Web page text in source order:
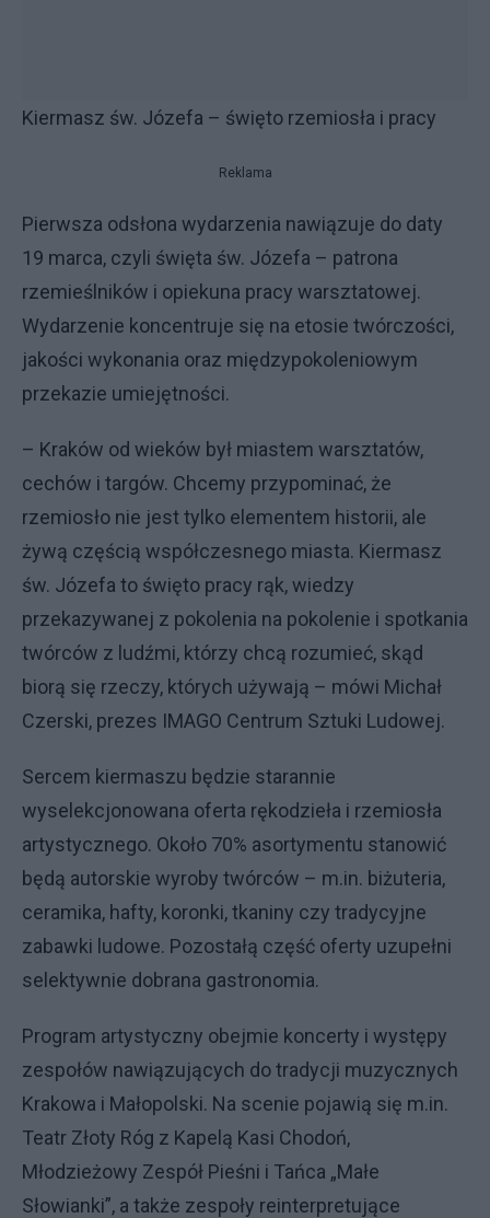
Kiermasz św. Józefa – święto rzemiosła i pracy
Reklama
Pierwsza odsłona wydarzenia nawiązuje do daty
19 marca, czyli święta św. Józefa – patrona
rzemieślników i opiekuna pracy warsztatowej.
Wydarzenie koncentruje się na etosie twórczości,
jakości wykonania oraz międzypokoleniowym
przekazie umiejętności.
– Kraków od wieków był miastem warsztatów,
cechów i targów. Chcemy przypominać, że
rzemiosło nie jest tylko elementem historii, ale
żywą częścią współczesnego miasta. Kiermasz
św. Józefa to święto pracy rąk, wiedzy
przekazywanej z pokolenia na pokolenie i spotkania
twórców z ludźmi, którzy chcą rozumieć, skąd
biorą się rzeczy, których używają – mówi Michał
Czerski, prezes IMAGO Centrum Sztuki Ludowej.
Sercem kiermaszu będzie starannie
wyselekcjonowana oferta rękodzieła i rzemiosła
artystycznego. Około 70% asortymentu stanowić
będą autorskie wyroby twórców – m.in. biżuteria,
ceramika, hafty, koronki, tkaniny czy tradycyjne
zabawki ludowe. Pozostałą część oferty uzupełni
selektywnie dobrana gastronomia.
Program artystyczny obejmie koncerty i występy
zespołów nawiązujących do tradycji muzycznych
Krakowa i Małopolski. Na scenie pojawią się m.in.
Teatr Złoty Róg z Kapelą Kasi Chodoń,
Młodzieżowy Zespół Pieśni i Tańca „Małe
Słowianki”, a także zespoły reinterpretujące